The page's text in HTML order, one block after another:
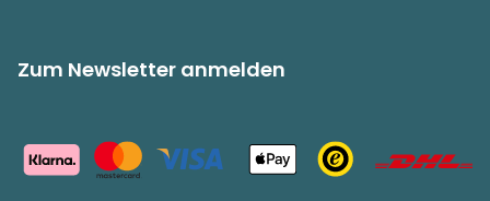
Zum Newsletter anmelden